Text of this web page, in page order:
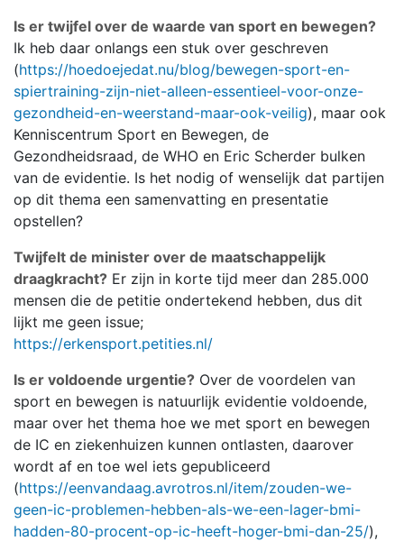
Is er twijfel over de waarde van sport en bewegen?
Ik heb daar onlangs een stuk over geschreven
(https://hoedoejedat.nu/blog/bewegen-sport-en-
spiertraining-zijn-niet-alleen-essentieel-voor-onze-
gezondheid-en-weerstand-maar-ook-veilig), maar ook
Kenniscentrum Sport en Bewegen, de
Gezondheidsraad, de WHO en Eric Scherder bulken
van de evidentie. Is het nodig of wenselijk dat partijen
op dit thema een samenvatting en presentatie
opstellen?
Twijfelt de minister over de maatschappelijk
draagkracht? Er zijn in korte tijd meer dan 285.000
mensen die de petitie ondertekend hebben, dus dit
lijkt me geen issue;
https://erkensport.petities.nl/
Is er voldoende urgentie? Over de voordelen van
sport en bewegen is natuurlijk evidentie voldoende,
maar over het thema hoe we met sport en bewegen
de IC en ziekenhuizen kunnen ontlasten, daarover
wordt af en toe wel iets gepubliceerd
(https://eenvandaag.avrotros.nl/item/zouden-we-
geen-ic-problemen-hebben-als-we-een-lager-bmi-
hadden-80-procent-op-ic-heeft-hoger-bmi-dan-25/),